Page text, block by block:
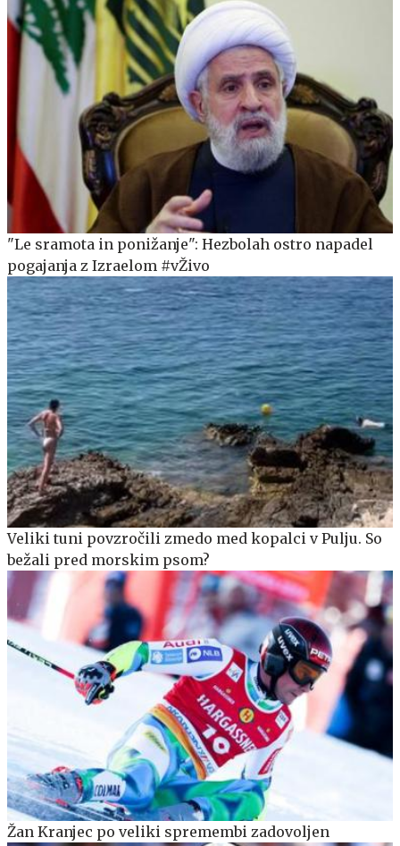
"Le sramota in ponižanje": Hezbolah ostro napadel
pogajanja z Izraelom #vŽivo
Veliki tuni povzročili zmedo med kopalci v Pulju. So
bežali pred morskim psom?
Žan Kranjec po veliki spremembi zadovoljen